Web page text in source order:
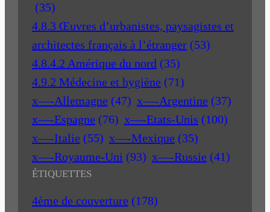
(35)
4.8.3 Œuvres d’urbanistes, paysagistes et
architectes français à l’étranger (53)
4.8.4.2 Amérique du nord (35)
4.9.2 Médecine et hygiène (71)
x—-Allemagne (47) x—-Argentine (37)
x—-Espagne (76) x—-Etats-Unis (100)
x—-Italie (55) x—-Mexique (35)
x—-Royaume-Uni (93) x—-Russie (41)
ÉTIQUETTES
4ème de couverture (178)